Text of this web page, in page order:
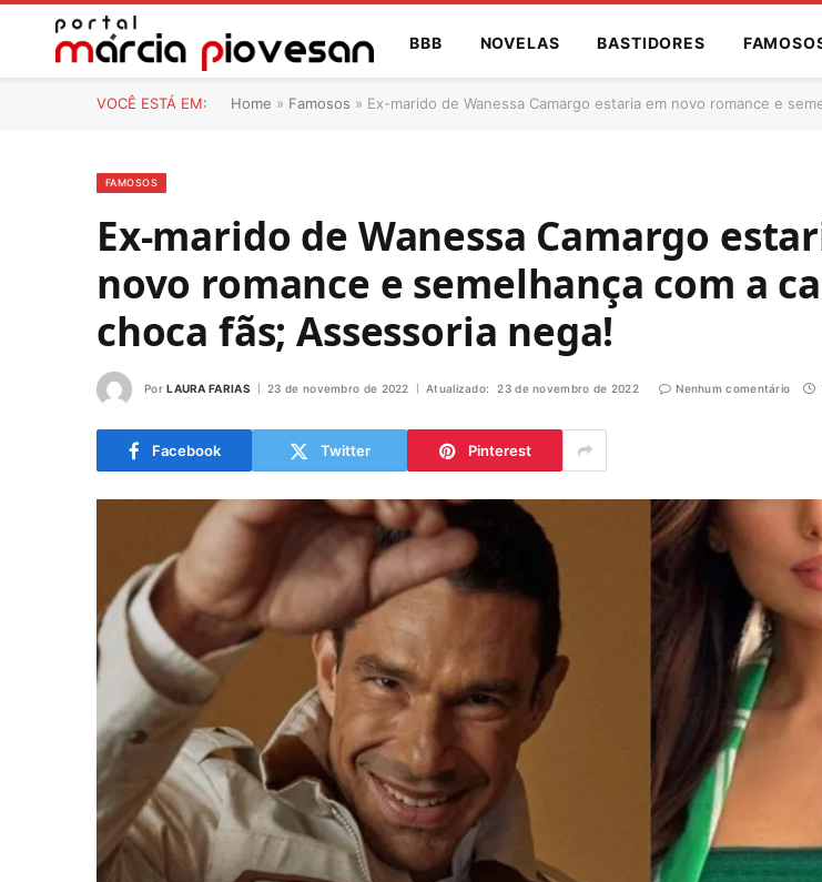
BBB NOVELAS BASTIDORES
VOCÊ ESTÁ EM: Home » Famosos » Ex-marido de Wanessa Camargo estaria em novo romance e
FAMOSOS
Ex-marido de Wanessa Camargo
novo romance e semelhança com a
choca fãs; Assessoria nega!
Por LAURA FARIAS 23 de novembro de 2022 Atualizado: 23 de novembro de 2022 Nenhum comentário
Facebook Twitter Pinterest